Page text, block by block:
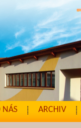
NÁS ARCHIV